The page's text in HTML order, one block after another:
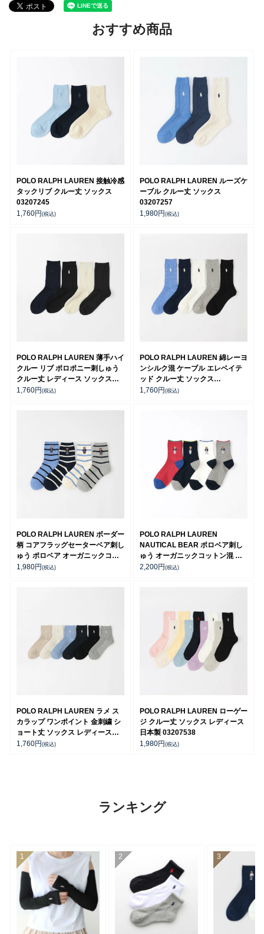
おすすめ商品
POLO RALPH LAUREN 接触冷感
タックリブ クルー丈 ソックス
03207245
1,760円 (税込)
POLO RALPH LAUREN ルーズケ
ーブル クルー丈 ソックス
03207257
1,980円 (税込)
POLO RALPH LAUREN 薄手ハイ
クルー リブ ポロポニー刺しゅう
クルー丈 レディース ソックス
03207206
1,760円 (税込)
POLO RALPH LAUREN 綿レーヨ
ンシルク混 ケーブル エレベイテ
ッド クルー丈 ソックス
03207265
1,760円 (税込)
POLO RALPH LAUREN ボーダー
柄 コアフラッグセーターベア刺し
ゅう ポロベア オーガニックコッ
トン混 クルー丈 レディース ソッ
1,980円 (税込)
POLO RALPH LAUREN
NAUTICAL BEAR ポロベア刺し
ゅう オーガニックコットン混 日
本製 クルー丈 カジュアル ソック
2,200円 (税込)
POLO RALPH LAUREN ラメ ス
カラップ ワンポイント 金刺繍 シ
ョート丈 ソックス レディース
03207228
1,760円 (税込)
POLO RALPH LAUREN ローゲー
ジ クルー丈 ソックス レディース
日本製 03207538
1,980円 (税込)
ランキング